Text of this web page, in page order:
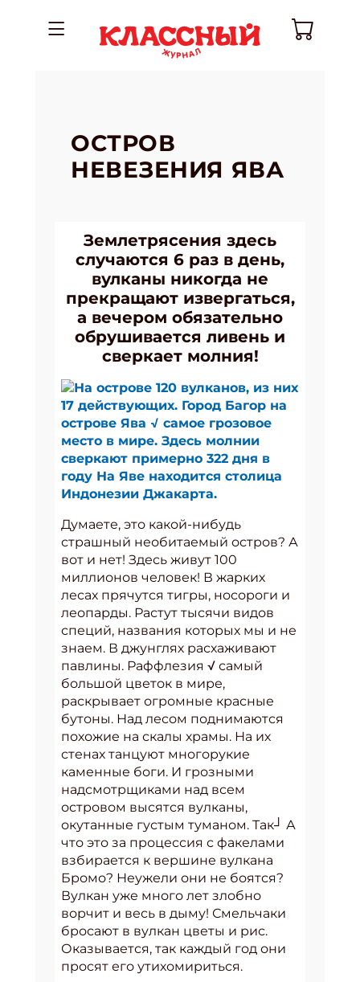
ОСТРОВ
НЕВЕЗЕНИЯ ЯВА
Землетрясения здесь
случаются 6 раз в день,
вулканы никогда не
прекращают извергаться,
а вечером обязательно
обрушивается ливень и
сверкает молния!
На острове 120 вулканов, из них
17 действующих. Город Багор на
острове Ява √ самое грозовое
место в мире. Здесь молнии
сверкают примерно 322 дня в
году На Яве находится столица
Индонезии Джакарта.
Думаете, это какой-нибудь
страшный необитаемый остров? А
вот и нет! Здесь живут 100
миллионов человек! В жарких
лесах прячутся тигры, носороги и
леопарды. Растут тысячи видов
специй, названия которых мы и не
знаем. В джунглях расхаживают
павлины. Раффлезия √ самый
большой цветок в мире,
раскрывает огромные красные
бутоны. Над лесом поднимаются
похожие на скалы храмы. На их
стенах танцуют многорукие
каменные боги. И грозными
надсмотрщиками над всем
островом высятся вулканы,
окутанные густым туманом. Так┘ А
что это за процессия с факелами
взбирается к вершине вулкана
Бромо? Неужели они не боятся?
Вулкан уже много лет злобно
ворчит и весь в дыму! Смельчаки
бросают в вулкан цветы и рис.
Оказывается, так каждый год они
просят его утихомириться.